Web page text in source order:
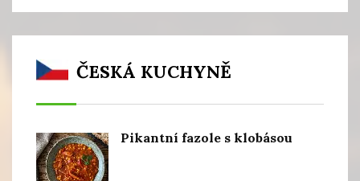
ČESKÁ KUCHYNĚ
Pikantní fazole s klobásou